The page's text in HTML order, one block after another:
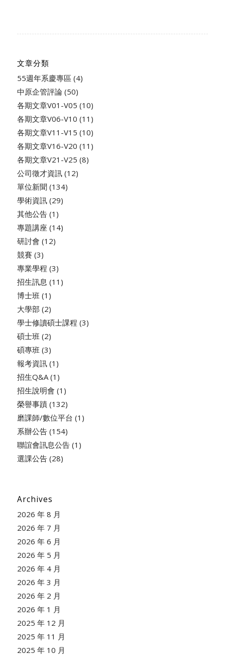
文章分類
55週年系慶專區 (4)
中原企管評論(50)
各期文章V01-V05 (10)
各期文章V06-V10 (11)
各期文章V11-V15 (10)
各期文章V16-V20 (11)
各期文章V21-V25 (8)
公司徵才資訊(12)
單位新聞(134)
學術資訊(29)
其他公告(1)
專題講座 (14)
研討會 (12)
競賽 (3)
專業學程 (3)
招生訊息 (11)
博士班(1)
大學部 (2)
學士修讀碩士課程 (3)
碩士班(2)
碩專班(3)
報考資訊(1)
招生Q&A(1)
招生說明會 (1)
榮譽事蹟(132)
磨課師/數位平台 (1)
系辦公告(154)
聯誼會訊息公告(1)
選課公告(28)
Archives
2026 年 8 月
2026 年 7 月
2026 年 6 月
2026 年 5 月
2026 年 4 月
2026 年 3 月
2026 年 2 月
2026 年 1 月
2025 年 12 月
2025 年 11 月
2025 年 10 月